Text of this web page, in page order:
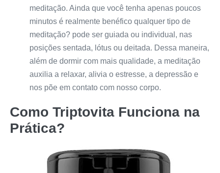
meditação. Ainda que você tenha apenas poucos
minutos é realmente benéfico qualquer tipo de
meditação? pode ser guiada ou individual, nas
posições sentada, lótus ou deitada. Dessa maneira,
além de dormir com mais qualidade, a meditação
auxilia a relaxar, alivia o estresse, a depressão e
nos põe em contato com nosso corpo.
Como Triptovita Funciona na
Prática?